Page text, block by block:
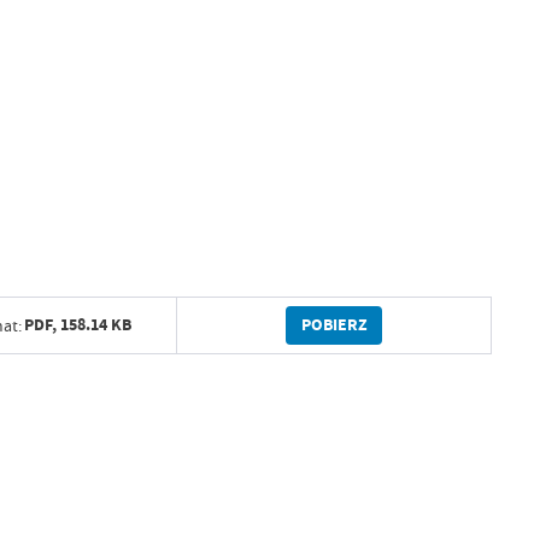
PDF, 158.14 KB POBIERZ